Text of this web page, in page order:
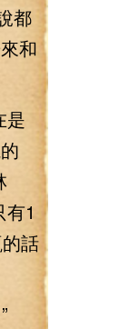
都
和
是
1
話